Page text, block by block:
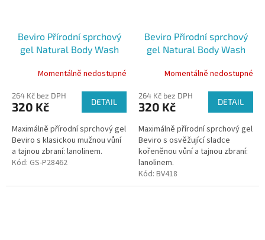
Beviro Přírodní sprchový
gel Natural Body Wash
Momentálně nedostupné
264 Kč bez DPH
320 Kč DETAIL
Maximálně přírodní sprchový gel
Beviro s klasickou mužnou vůní
a tajnou zbraní: lanolinem.
Kód: GS-P28462
Beviro Přírodní sprchový
gel Natural Body Wash
Momentálně nedostupné
264 Kč bez DPH
320 Kč DETAIL
Maximálně přírodní sprchový gel
Beviro s osvěžující sladce
kořeněnou vůní a tajnou zbraní:
lanolinem.
Kód: BV418